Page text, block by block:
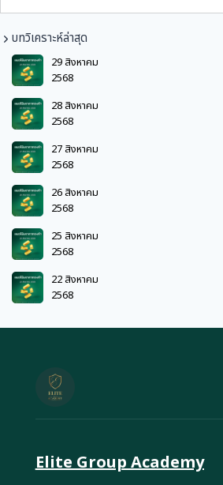
บทวิเคราะห์ล่าสุด
29 สิงหาคม
2568
28 สิงหาคม
2568
27 สิงหาคม
2568
26 สิงหาคม
2568
25 สิงหาคม
2568
22 สิงหาคม
2568
Elite Group Academy